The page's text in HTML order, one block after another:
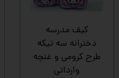
کیف مدرسه
دخترانه سه تیکه
طرح کرومی و غنچه
وارداتی